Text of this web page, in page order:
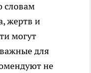
словам
жертв и
могут
для
не